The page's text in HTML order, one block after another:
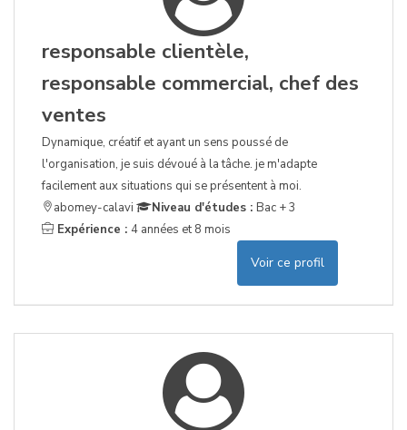
responsable clientèle,
responsable commercial, chef des
ventes
Dynamique, créatif et ayant un sens poussé de
l'organisation, je suis dévoué à la tâche. je m'adapte
facilement aux situations qui se présentent à moi.
abomey-calavi
Niveau d'études : Bac + 3
Expérience : 4 années et 8 mois
Voir ce profil